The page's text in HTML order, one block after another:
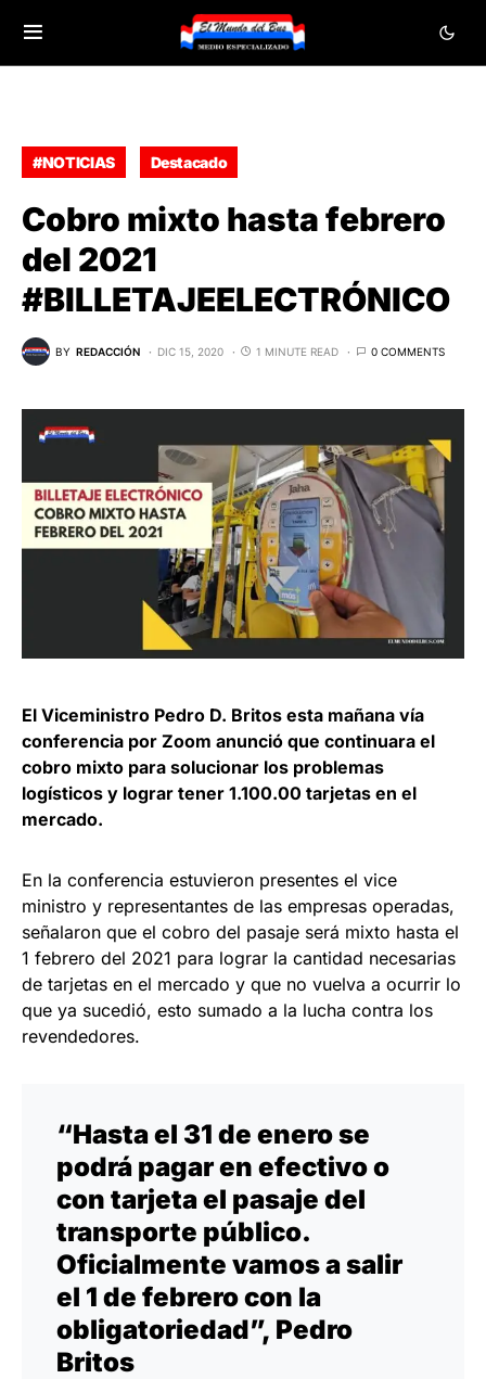
#NOTICIAS Destacado
Cobro mixto hasta febrero
del 2021
#BILLETAJEELECTRÓNICO
BY REDACCIÓN DIC 15, 2020 1 MINUTE READ 0 COMMENTS
El Viceministro Pedro D. Britos esta mañana vía
conferencia por Zoom anunció que continuara el
cobro mixto para solucionar los problemas
logísticos y lograr tener 1.100.00 tarjetas en el
mercado.
En la conferencia estuvieron presentes el vice
ministro y representantes de las empresas operadas,
señalaron que el cobro del pasaje será mixto hasta el
1 febrero del 2021 para lograr la cantidad necesarias
de tarjetas en el mercado y que no vuelva a ocurrir lo
que ya sucedió, esto sumado a la lucha contra los
revendedores.
“Hasta el 31 de enero se
podrá pagar en efectivo o
con tarjeta el pasaje del
transporte público.
Oficialmente vamos a salir
el 1 de febrero con la
obligatoriedad”, Pedro
Britos